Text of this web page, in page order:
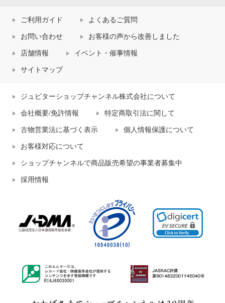
ご利用ガイド よくあるご質問
お問い合わせ お客様の声から改善しました
店舗情報 イベント・催事情報
サイトマップ
ジュピターショップチャンネル株式会社について
会社概要/免許情報 特定商取引法に関して
古物営業法に基づく表示 個人情報保護について
お客様対応について
ショップチャンネルで商品販売希望の事業者募集中
採用情報